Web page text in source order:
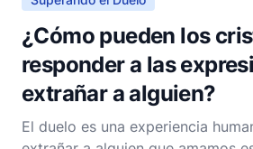
¿Cómo pueden los
responder a las
extrañar a alguien?
El duelo es una experiencia